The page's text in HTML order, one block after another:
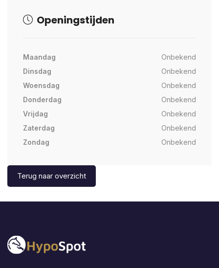
Openingstijden
Maandag
Onbekend
Dinsdag
Onbekend
Woensdag
Onbekend
Donderdag
Onbekend
Vrijdag
Onbekend
Zaterdag
Onbekend
Zondag
Onbekend
Terug naar overzicht